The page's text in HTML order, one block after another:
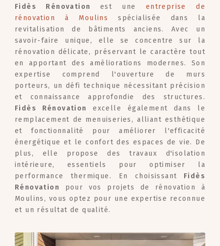
Fidès Rénovation est une
entreprise de
rénovation à Moulins
spécialisée dans la
revitalisation de bâtiments anciens. Avec un
savoir-faire unique, elle se concentre sur la
rénovation délicate, préservant le caractère tout
en apportant des améliorations modernes. Son
expertise comprend l'ouverture de murs
porteurs, un défi technique nécessitant précision
et connaissance approfondie des structures.
Fidès Rénovation
excelle également dans le
remplacement de menuiseries, alliant esthétique
et fonctionnalité pour améliorer l'efficacité
énergétique et le confort des espaces de vie. De
plus, elle propose des travaux d'isolation
intérieure, essentiels pour optimiser la
performance thermique. En choisissant Fidès
Rénovation
pour vos projets de rénovation à
Moulins, vous optez pour une expertise reconnue
et un résultat de qualité.